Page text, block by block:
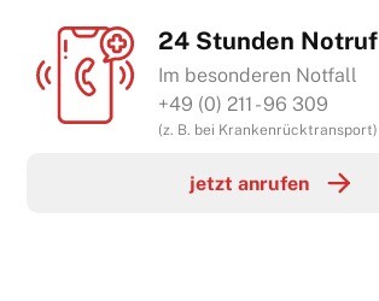
24 Stunden Notruf
Im besonderen Notfall
+49 (0) 211 - 96 309
(z. B. bei Krankenrücktransport)
jetzt anrufen